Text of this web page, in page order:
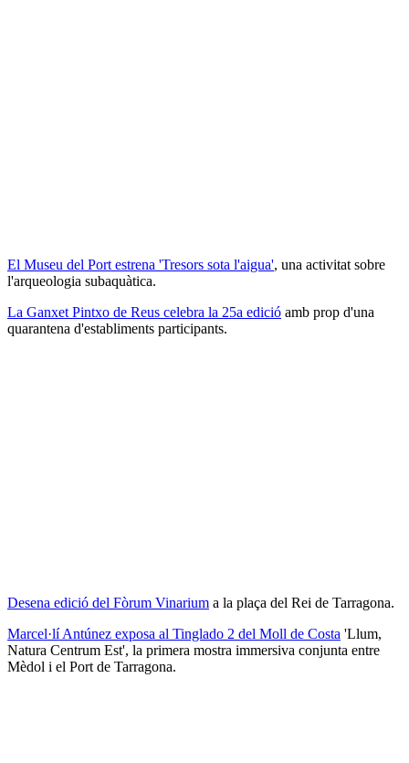
El Museu del Port estrena 'Tresors sota l'aigua', una activitat sobre
l'arqueologia subaquàtica.
La Ganxet Pintxo de Reus celebra la 25a edició amb prop d'una
quarantena d'establiments participants.
Desena edició del Fòrum Vinarium a la plaça del Rei de Tarragona.
Marcel·líAntúnez exposa al Tinglado 2 del Moll de Costa 'Llum,
Natura Centrum Est', la primera mostra immersiva conjunta entre
Mèdol i el Port de Tarragona.